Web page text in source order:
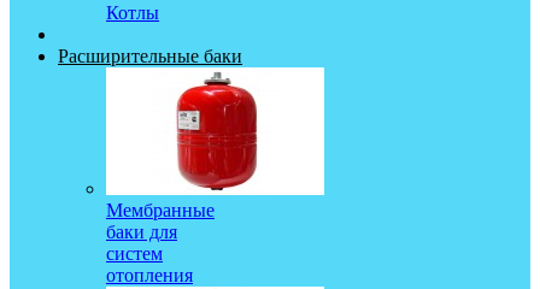
Котлы
Расширительные баки
Мембранные
баки для
систем
отопления